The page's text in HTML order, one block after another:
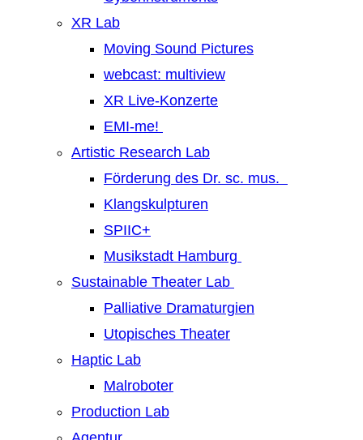
XR Lab
Moving Sound Pictures
webcast: multiview
XR Live-Konzerte
EMI-me!
Artistic Research Lab
Förderung des Dr. sc. mus.
Klangskulpturen
SPIIC+
Musikstadt Hamburg
Sustainable Theater Lab
Palliative Dramaturgien
Utopisches Theater
Haptic Lab
Malroboter
Production Lab